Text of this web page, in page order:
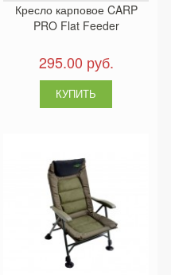
Кресло карповое CARP
PRO Flat Feeder
295.00 руб.